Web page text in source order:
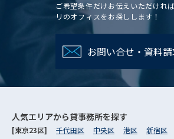
ご希望条件だけお伝えいただけれ
リのオフィスをお探しします！
お問い合せ・資料
人気エリアから貸事務所を探す
[東京23区] 千代田区 中央区 港区 新宿区